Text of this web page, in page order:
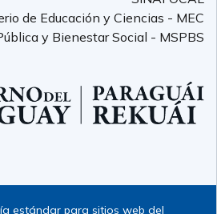
de Educación y Ciencias - MEC
y Bienestar Social - MSPBS
estándar para sitios web del